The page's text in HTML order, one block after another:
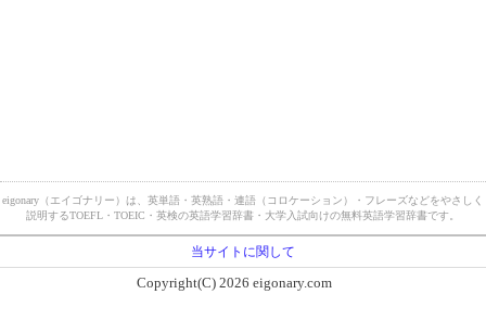
eigonary（エイゴナリー）は、英単語・英熟語・連語（コロケーション）・フレーズなどをやさしく
説明するTOEFL・TOEIC・英検の英語学習辞書・大学入試向けの無料英語学習辞書です。
当サイトに関して
Copyright(C) 2026 eigonary.com